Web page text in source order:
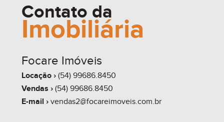
share
Contato da
Imobiliária
Focare Imóveis
Locação › (54) 99686.8450
Vendas › (54) 99686.8450
E-mail › vendas2@focareimoveis.com.br